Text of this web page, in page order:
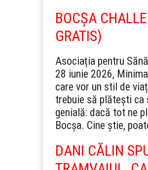
BOCȘA
GRATIS)
Asociația pentru
28 iunie 2026,
care vor un stil de
trebuie să plătești ca
genială: dacă tot ne
Bocșa. Cine știe,
DANI CĂLIN